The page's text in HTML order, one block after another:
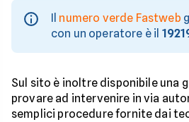
numero verde Fastweb
con un operatore è il
Sul sito è inoltre disponibile una
provare ad intervenire in via
semplici procedure fornite dai